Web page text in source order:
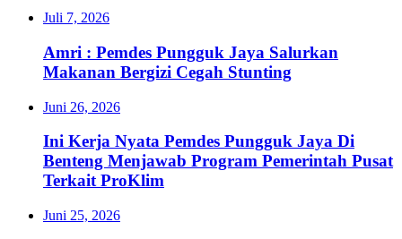
Juli 7, 2026
Amri : Pemdes Pungguk Jaya Salurkan
Makanan Bergizi Cegah Stunting
Juni 26, 2026
Ini Kerja Nyata Pemdes Pungguk Jaya Di
Benteng Menjawab Program Pemerintah Pusat
Terkait ProKlim
Juni 25, 2026